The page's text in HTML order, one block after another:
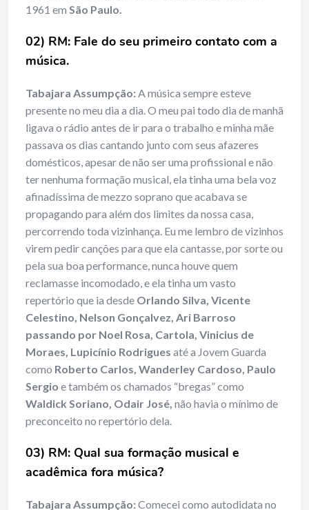
1961 em São Paulo.
02) RM: Fale do seu primeiro contato com a
música.
Tabajara Assumpção:A música sempre esteve
presente no meu dia a dia. O meu pai todo dia de manhã
ligava o rádio antes de ir para o trabalho e minha mãe
passava os dias cantando junto com seus afazeres
domésticos, apesar de não ser uma profissional e não
ter nenhuma formação musical, ela tinha uma bela voz
afinadíssima de mezzo soprano que acabava se
propagando para além dos limites da nossa casa,
percorrendo toda vizinhança. Eu me lembro de vizinhos
virem pedir canções para que ela cantasse, por sorte ou
pela sua boa performance, nunca houve quem
reclamasse incomodado, e ela tinha um vasto
repertório que ia desde Orlando Silva, Vicente
Celestino, Nelson Gonçalvez, Ari Barroso
passando por Noel Rosa, Cartola, Vinicius de
Moraes, Lupicínio Rodrigues até a Jovem Guarda
como Roberto Carlos, Wanderley Cardoso, Paulo
Sergio e também os chamados “bregas” como
Waldick Soriano, Odair José, não havia o mínimo de
preconceito no repertório dela.
03) RM: Qual sua formação musical e
acadêmica fora música?
Tabajara Assumpção:Comecei como autodidata no